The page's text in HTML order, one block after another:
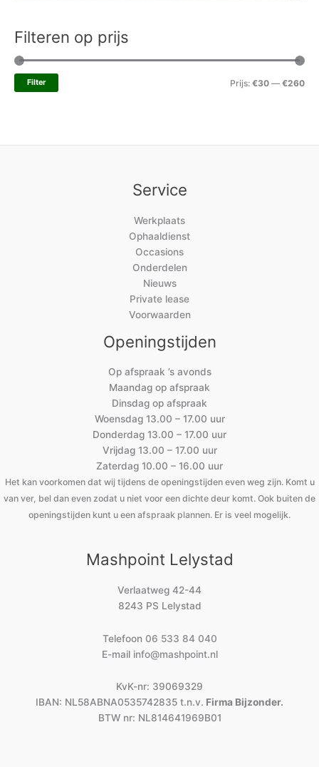
Filteren op prijs
Filter Prijs: €30 — €260
Service
Werkplaats
Ophaaldienst
Occasions
Onderdelen
Nieuws
Private lease
Voorwaarden
Openingstijden
Op afspraak ’s avonds
Maandag op afspraak
Dinsdag op afspraak
Woensdag 13.00 – 17.00 uur
Donderdag 13.00 – 17.00 uur
Vrijdag 13.00 – 17.00 uur
Zaterdag 10.00 – 16.00 uur
Het kan voorkomen dat wij tijdens de openingstijden even weg zijn. Komt u
van ver, bel dan even zodat u niet voor een dichte deur komt. Ook buiten de
openingstijden kunt u een afspraak plannen. Er is veel mogelijk.
Mashpoint Lelystad
Verlaatweg 42-44
8243 PS Lelystad
Telefoon 06 533 84 040
E-mail info@mashpoint.nl
KvK-nr: 39069329
IBAN: NL58ABNA0535742835 t.n.v. Firma Bijzonder.
BTW nr: NL814641969B01